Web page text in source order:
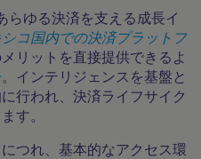
らゆる決済を支える成長イ
コ国内での決済プラットフ
リットを直接提供できるよ
。インテリジェンスを基盤と
行われ、決済ライフサイク
す。
つれ、基本的なアクセス環